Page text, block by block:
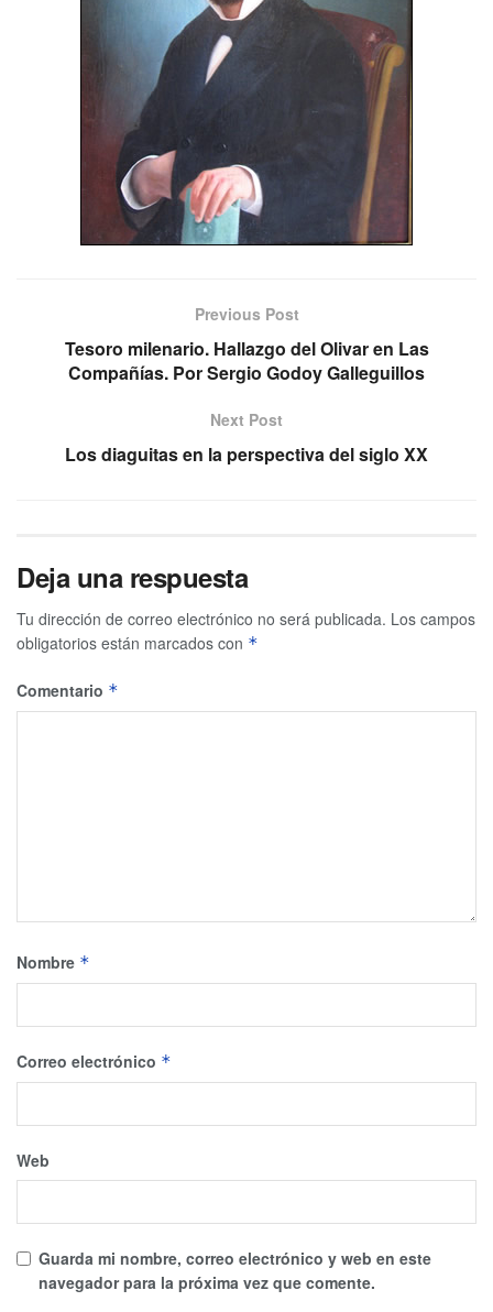
Previous Post
Tesoro milenario. Hallazgo del Olivar en Las
Compañías. Por Sergio Godoy Galleguillos
Next Post
Los diaguitas en la perspectiva del siglo XX
Deja una respuesta
Tu dirección de correo electrónico no será publicada. Los campos
obligatorios están marcados con *
Comentario *
Nombre *
Correo electrónico *
Web
Guarda mi nombre, correo electrónico y web en este
navegador para la próxima vez que comente.